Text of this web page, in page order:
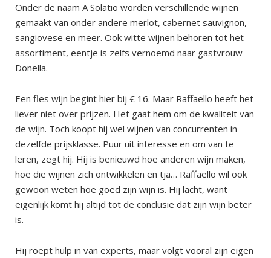
Onder de naam A Solatio worden verschillende wijnen
gemaakt van onder andere merlot, cabernet sauvignon,
sangiovese en meer. Ook witte wijnen behoren tot het
assortiment, eentje is zelfs vernoemd naar gastvrouw
Donella.
Een fles wijn begint hier bij € 16. Maar Raffaello heeft het
liever niet over prijzen. Het gaat hem om de kwaliteit van
de wijn. Toch koopt hij wel wijnen van concurrenten in
dezelfde prijsklasse. Puur uit interesse en om van te
leren, zegt hij. Hij is benieuwd hoe anderen wijn maken,
hoe die wijnen zich ontwikkelen en tja… Raffaello wil ook
gewoon weten hoe goed zijn wijn is. Hij lacht, want
eigenlijk komt hij altijd tot de conclusie dat zijn wijn beter
is.
Hij roept hulp in van experts, maar volgt vooral zijn eigen